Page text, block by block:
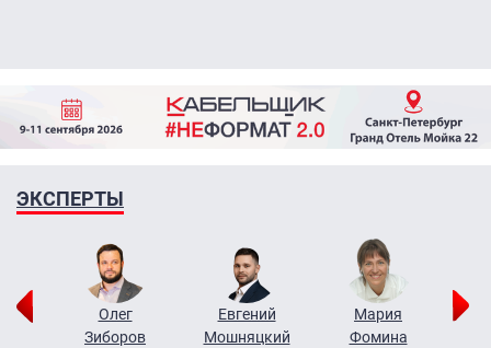
ЭКСПЕРТЫ
Олег
Зиборов
Евгений
Мошняцкий
Мария
Фомина